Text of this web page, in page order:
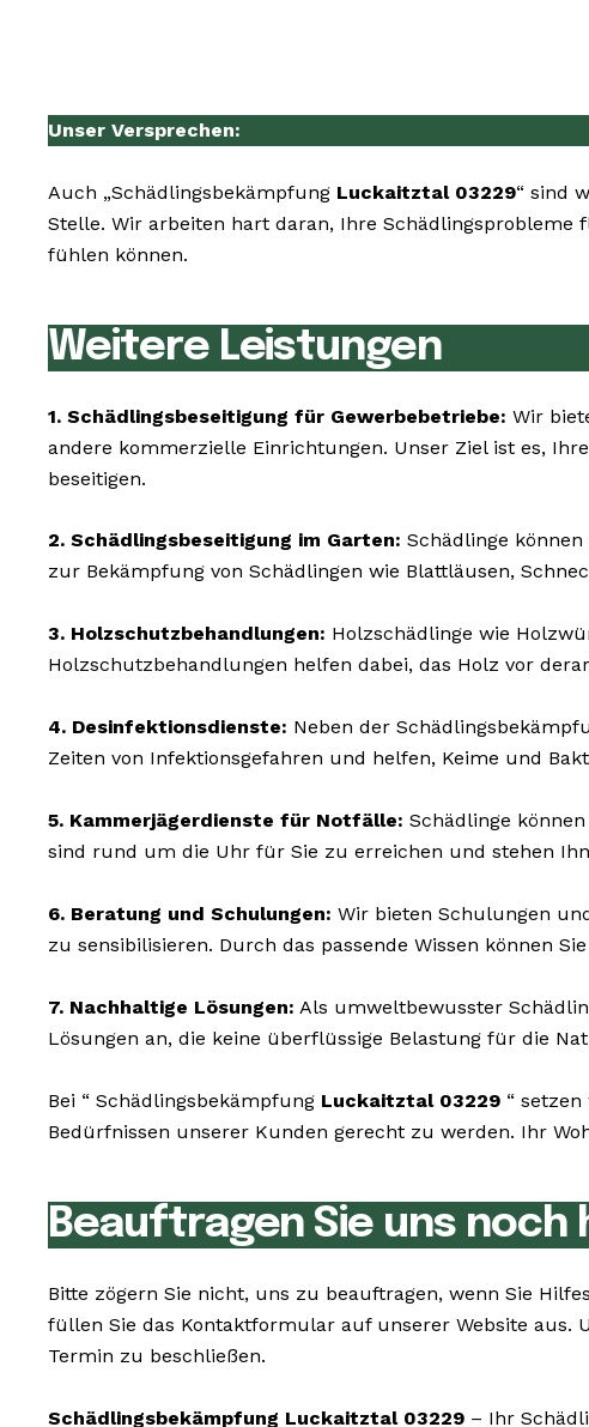
Unser Versprechen:
Auch „Schädlingsbekämpfung Luckaitztal 03229“ sind
Stelle. Wir arbeiten hart daran, Ihre
fühlen können.
Weitere Leistungen
1. Schädlingsbeseitigung für Gewerbebetriebe: Wir
andere kommerzielle Einrichtungen. Unser Ziel ist es,
beseitigen.
2. Schädlingsbeseitigung im Garten: Schädlinge
zur Bekämpfung von Schädlingen wie Blattläusen,
3. Holzschutzbehandlungen: Holzschädlinge wie
Holzschutzbehandlungen helfen dabei, das Holz vor
4. Desinfektionsdienste: Neben der
Zeiten von Infektionsgefahren und helfen, Keime und
5. Kammerjägerdienste für Notfälle: Schädlinge
sind rund um die Uhr für Sie zu erreichen und stehen
6. Beratung und Schulungen: Wir bieten Schulungen
zu sensibilisieren. Durch das passende Wissen können
7. Nachhaltige Lösungen: Als umweltbewusster
Lösungen an, die keine überflüssige Belastung für die
Bei “ Schädlingsbekämpfung Luckaitztal 03229 “
Bedürfnissen unserer Kunden gerecht zu werden. Ihr
Beauftragen Sie uns noch
Bitte zögern Sie nicht, uns zu beauftragen, wenn Sie
füllen Sie das Kontaktformular auf unserer Website
Termin zu beschließen.
Schädlingsbekämpfung Luckaitztal 03229 – Ihr